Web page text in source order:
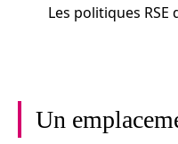
Les politiques RSE
Un